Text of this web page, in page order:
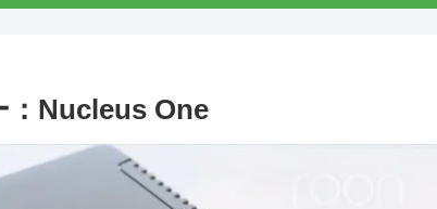
：Nucleus One